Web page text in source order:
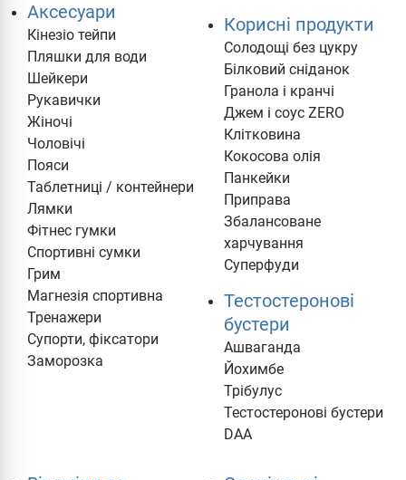
Аксесуари
Кінезіо тейпи
Пляшки для води
Шейкери
Рукавички
Жіночі
Чоловічі
Пояси
Таблетниці / контейнери
Лямки
Фітнес гумки
Спортивні сумки
Грим
Магнезія спортивна
Тренажери
Супорти, фіксатори
Заморозка
Корисні продукти
Солодощі без цукру
Білковий сніданок
Гранола і кранчі
Джем і соус ZERO
Клітковина
Кокосова олія
Панкейки
Приправа
Збалансоване
харчування
Суперфуди
Тестостеронові
бустери
Ашваганда
Йохимбе
Трібулус
Тестостеронові бустери
DAA